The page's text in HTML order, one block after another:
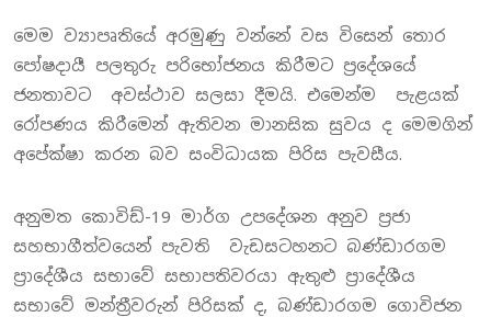
මෙම ව්‍යාපෘතියේ අරමුණු වන්නේ වස විසෙන් තොර
පෝෂදායී පලතුරු පරිභෝජනය කිරීමට ප්‍රදේශයේ
ජනතාවට අවස්ථාව සලසා දීමයි. එමෙන්ම පැළයක්
රෝපණය කිරීමෙන් ඇතිවන මානසික සුවය ද මෙමගින්
අපේක්ෂා කරන බව සංවිධායක පිරිස පැවසීය.
අනුමත කොවිඩ්-19 මාර්ග උපදේශන අනුව ප්‍රජා
සහභාගීත්වයෙන් පැවති වැඩසටහනට බණ්ඩාරගම
ප්‍රාදේශීය සභාවේ සභාපතිවරයා ඇතුළු ප්‍රාදේශීය
සභාවේ මන්ත්‍රීවරුන් පිරිසක් ද, බණ්ඩාරගම ගොවිජන